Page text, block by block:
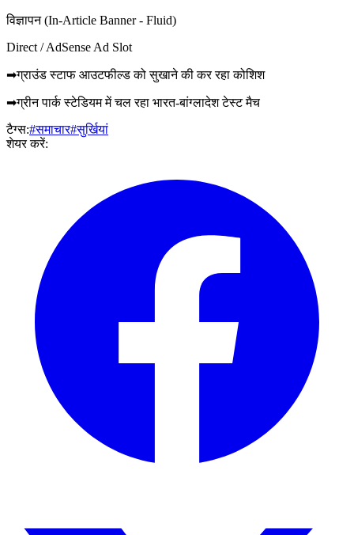
विज्ञापन (In-Article Banner - Fluid)
Direct / AdSense Ad Slot
➡ग्राउंड स्टाफ आउटफील्ड को सुखाने की कर रहा कोशिश
➡ग्रीन पार्क स्टेडियम में चल रहा भारत-बांग्लादेश टेस्ट मैच
टैग्स:#समाचार#सुर्खियां
शेयर करें: